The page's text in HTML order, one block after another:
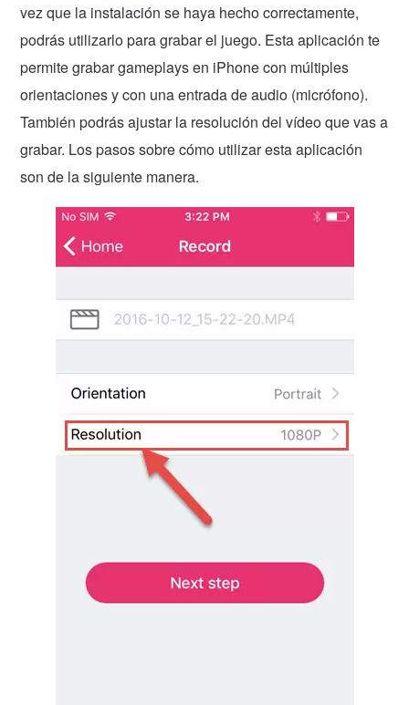
vez que la instalación se haya hecho correctamente,
podrás utilizarlo para grabar el juego. Esta aplicación te
permite grabar gameplays en iPhone con múltiples
orientaciones y con una entrada de audio (micrófono).
También podrás ajustar la resolución del vídeo que vas a
grabar. Los pasos sobre cómo utilizar esta aplicación
son de la siguiente manera.